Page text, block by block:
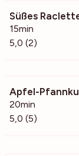
Süßes
15min
5,0 (2)
Apfel-
20min
5,0 (5)